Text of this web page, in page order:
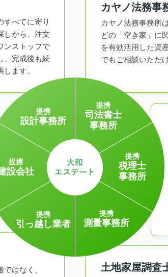
提携
司法書士
事務所
提携
税理士
事務所
提携
測量事務所
提携
引っ越し業者
提携
設会社
提携
設計事務所
カヤノ法務事
カヤノ法務事務所
どの「空き家」に
を有効活用した資
でもご相談いただ
土地家屋調査
はなく、
すべてに寄り
しから、注文
ンストップで
、完成後も続
ます。